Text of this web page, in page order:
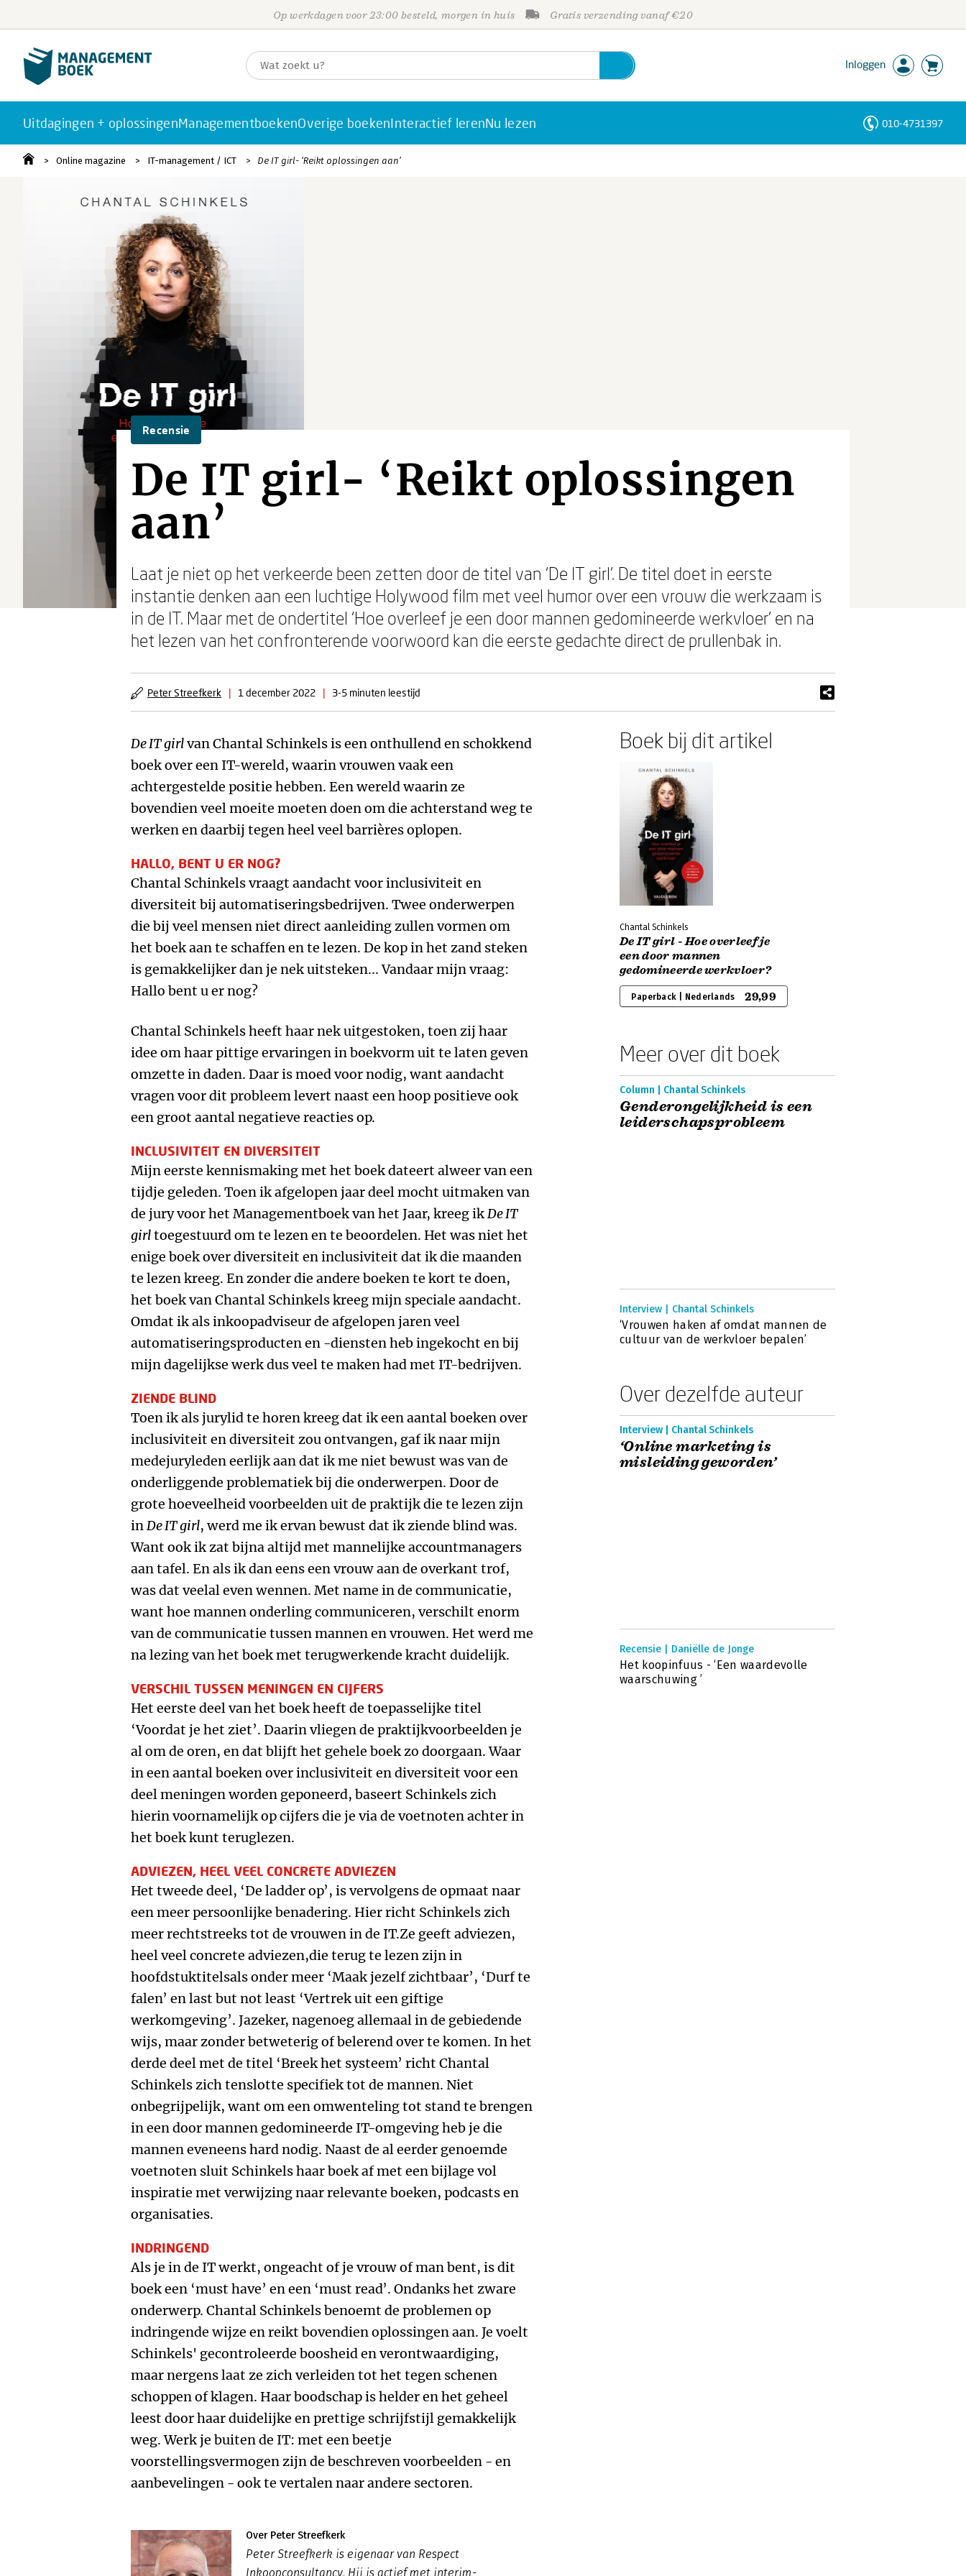
Op werkdagen voor 23:00 besteld, morgen in huis Gratis verzending vanaf €20
Inloggen
Uitdagingen + oplossingenManagementboekenOverige boekenInteractief lerenNu lezen 010-4731397
Online magazine IT-management / ICT De IT girl- ‘Reikt oplossingen aan’
Recensie
De IT girl- ‘Reikt oplossingen
aan’
Laat je niet op het verkeerde been zetten door de titel van ‘De IT girl’. De titel doet in eerste
instantie denken aan een luchtige Holywood film met veel humor over een vrouw die werkzaam is
in de IT. Maar met de ondertitel ‘Hoe overleef je een door mannen gedomineerde werkvloer’ en na
het lezen van het confronterende voorwoord kan die eerste gedachte direct de prullenbak in.
Peter Streefkerk | 1 december 2022 | 3-5 minuten leestijd
De IT girlvan Chantal Schinkels is een onthullend en schokkend
boek over een IT-wereld, waarin vrouwen vaak een
achtergestelde positie hebben. Een wereld waarin ze
bovendien veel moeite moeten doen om die achterstand weg te
werken en daarbij tegen heel veel barrières oplopen.
HALLO, BENT U ER NOG?
Chantal Schinkels vraagt aandacht voor inclusiviteit en
diversiteit bij automatiseringsbedrijven. Twee onderwerpen
die bij veel mensen niet direct aanleiding zullen vormen om
het boek aan te schaffen en te lezen. De kop in het zand steken
is gemakkelijker dan je nek uitsteken... Vandaar mijn vraag:
Hallo bent u er nog?
Chantal Schinkels heeft haar nek uitgestoken, toen zij haar
idee om haar pittige ervaringen in boekvorm uit te laten geven
omzette in daden. Daar is moed voor nodig, want aandacht
vragen voor dit probleem levert naast een hoop positieve ook
een groot aantal negatieve reacties op.
INCLUSIVITEIT EN DIVERSITEIT
Mijn eerste kennismaking met het boek dateert alweer van een
tijdje geleden. Toen ik afgelopen jaar deel mocht uitmaken van
de jury voor het Managementboek van het Jaar, kreeg ikDe IT
girltoegestuurd om te lezen en te beoordelen. Het was niet het
enige boek over diversiteit en inclusiviteit dat ik die maanden
te lezen kreeg. En zonder die andere boeken te kort te doen,
het boek van Chantal Schinkels kreeg mijn speciale aandacht.
Omdat ik als inkoopadviseur de afgelopen jaren veel
automatiseringsproducten en -diensten heb ingekocht en bij
mijn dagelijkse werk dus veel te maken had met IT-bedrijven.
ZIENDE BLIND
Toen ik als jurylid te horen kreeg dat ik een aantal boeken over
inclusiviteit en diversiteit zou ontvangen, gaf ik naar mijn
medejuryleden eerlijk aan dat ik me niet bewust was van de
onderliggende problematiek bij die onderwerpen. Door de
grote hoeveelheid voorbeelden uit de praktijk die te lezen zijn
inDe IT girl, werd me ik ervan bewust dat ik ziende blind was.
Want ook ik zat bijna altijd met mannelijke accountmanagers
aan tafel. En als ik dan eens een vrouw aan de overkant trof,
was dat veelal even wennen. Met name in de communicatie,
want hoe mannen onderling communiceren, verschilt enorm
van de communicatie tussen mannen en vrouwen. Het werd me
na lezing van het boek met terugwerkende kracht duidelijk.
VERSCHIL TUSSEN MENINGEN EN CIJFERS
Het eerste deel van het boek heeft de toepasselijke titel
‘Voordat je het ziet’. Daarin vliegen de praktijkvoorbeelden je
al om de oren, en dat blijft het gehele boek zo doorgaan. Waar
in een aantal boeken over inclusiviteit en diversiteit voor een
deel meningen worden geponeerd, baseert Schinkels zich
hierin voornamelijk op cijfers die je via de voetnoten achter in
het boek kunt teruglezen.
ADVIEZEN, HEEL VEEL CONCRETE ADVIEZEN
Het tweede deel, ‘De ladder op’, is vervolgens de opmaat naar
een meer persoonlijke benadering. Hier richt Schinkels zich
meer rechtstreeks tot de vrouwen in de IT.Ze geeft adviezen,
heel veel concrete adviezen,die terug te lezen zijn in
hoofdstuktitelsals onder meer ‘Maak jezelf zichtbaar’, ‘Durf te
falen’ en last but not least ‘Vertrek uit een giftige
werkomgeving’. Jazeker, nagenoeg allemaal in de gebiedende
wijs, maar zonder betweterig of belerend over te komen. In het
derde deel met de titel ‘Breek het systeem’ richt Chantal
Schinkels zich tenslotte specifiek tot de mannen. Niet
onbegrijpelijk, want om een omwenteling tot stand te brengen
in een door mannen gedomineerde IT-omgeving heb je die
mannen eveneens hard nodig. Naast de al eerder genoemde
voetnoten sluit Schinkels haar boek af met een bijlage vol
inspiratie met verwijzing naar relevante boeken, podcasts en
organisaties.
INDRINGEND
Als je in de IT werkt, ongeacht of je vrouw of man bent, is dit
boek een ‘must have’ en een ‘must read’. Ondanks het zware
onderwerp. Chantal Schinkels benoemt de problemen op
indringende wijze en reikt bovendien oplossingen aan. Je voelt
Schinkels' gecontroleerde boosheid en verontwaardiging,
maar nergens laat ze zich verleiden tot het tegen schenen
schoppen of klagen. Haar boodschap is helder en het geheel
leest door haar duidelijke en prettige schrijfstijl gemakkelijk
weg. Werk je buiten de IT: met een beetje
voorstellingsvermogen zijn de beschreven voorbeelden - en
aanbevelingen - ook te vertalen naar andere sectoren.
Over Peter Streefkerk
Peter Streefkerk is eigenaar van Respect
Inkoopconsultancy. Hij is actief met interim-
Boek bij dit artikel
Chantal Schinkels
De IT girl - Hoe overleef je
een door mannen
gedomineerde werkvloer?
Paperback | Nederlands 29,99
Meer over dit boek
Column | Chantal Schinkels
Genderongelijkheid is een
leiderschapsprobleem
Interview | Chantal Schinkels
‘Vrouwen haken af omdat mannen de
cultuur van de werkvloer bepalen’
Over dezelfde auteur
Interview | Chantal Schinkels
‘Online marketing is
misleiding geworden’
Recensie | Daniëlle de Jonge
Het koopinfuus - ‘Een waardevolle
waarschuwing ’
Personen